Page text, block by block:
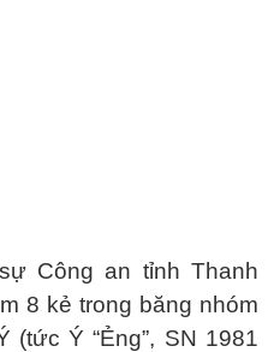
Công an tỉnh Thanh
8 kẻ trong băng nhóm
(tức Ý “Ẻng”, SN 1981